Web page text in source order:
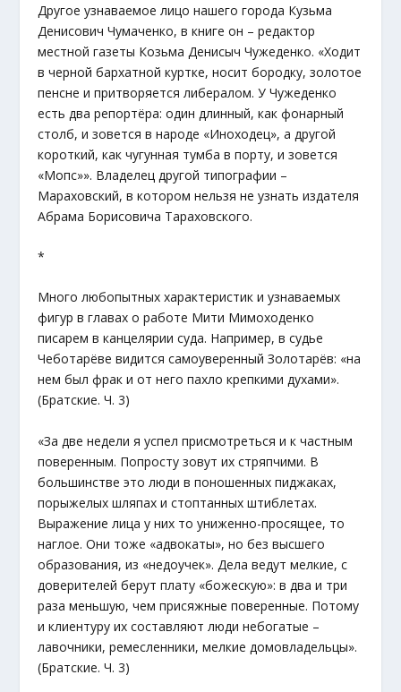
Другое узнаваемое лицо нашего города Кузьма
Денисович Чумаченко, в книге он – редактор
местной газеты Козьма Денисыч Чужеденко. «Ходит
в черной бархатной куртке, носит бородку, золотое
пенсне и притворяется либералом. У Чужеденко
есть два репортёра: один длинный, как фонарный
столб, и зовется в народе «Иноходец», а другой
короткий, как чугунная тумба в порту, и зовется
«Мопс»». Владелец другой типографии –
Мараховский, в котором нельзя не узнать издателя
Абрама Борисовича Тараховского.
*
Много любопытных характеристик и узнаваемых
фигур в главах о работе Мити Мимоходенко
писарем в канцелярии суда. Например, в судье
Чеботарёве видится самоуверенный Золотарёв: «на
нем был фрак и от него пахло крепкими духами».
(Братские. Ч. 3)
«За две недели я успел присмотреться и к частным
поверенным. Попросту зовут их стряпчими. В
большинстве это люди в поношенных пиджаках,
порыжелых шляпах и стоптанных штиблетах.
Выражение лица у них то униженно-просящее, то
наглое. Они тоже «адвокаты», но без высшего
образования, из «недоучек». Дела ведут мелкие, с
доверителей берут плату «божескую»: в два и три
раза меньшую, чем присяжные поверенные. Потому
и клиентуру их составляют люди небогатые –
лавочники, ремесленники, мелкие домовладельцы».
(Братские. Ч. 3)